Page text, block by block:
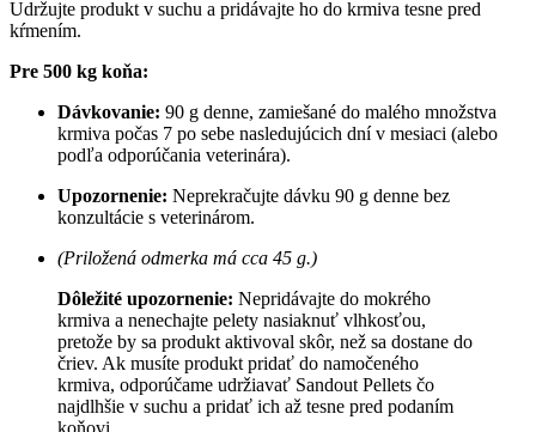
Udržujte produkt v suchu a pridávajte ho do krmiva tesne pred
kŕmením.
Pre 500 kg koňa:
Dávkovanie: 90 g denne, zamiešané do malého množstva
krmiva počas 7 po sebe nasledujúcich dní v mesiaci (alebo
podľa odporúčania veterinára).
Upozornenie: Neprekračujte dávku 90 g denne bez
konzultácie s veterinárom.
(Priložená odmerka má cca 45 g.)
Dôležité upozornenie: Nepridávajte do mokrého
krmiva a nenechajte pelety nasiaknuť vlhkosťou,
pretože by sa produkt aktivoval skôr, než sa dostane do
čriev. Ak musíte produkt pridať do namočeného
krmiva, odporúčame udržiavať Sandout Pellets čo
najdlhšie v suchu a pridať ich až tesne pred podaním
koňovi.